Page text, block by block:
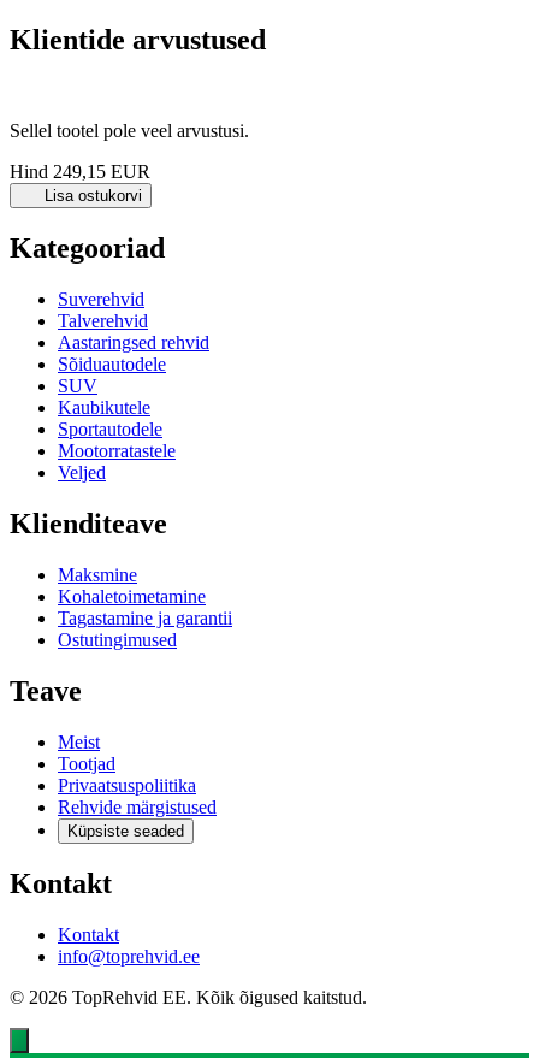
Klientide arvustused
Sellel tootel pole veel arvustusi.
Hind 249,15 EUR
Lisa ostukorvi
Kategooriad
Suverehvid
Talverehvid
Aastaringsed rehvid
Sõiduautodele
SUV
Kaubikutele
Sportautodele
Mootorratastele
Veljed
Klienditeave
Maksmine
Kohaletoimetamine
Tagastamine ja garantii
Ostutingimused
Teave
Meist
Tootjad
Privaatsuspoliitika
Rehvide märgistused
Küpsiste seaded
Kontakt
Kontakt
info@toprehvid.ee
© 2026 TopRehvid EE. Kõik õigused kaitstud.